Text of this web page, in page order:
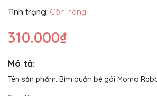
Tình trạng: Còn hàng
310.000₫
Mô tả:
Tên sản phẩm: Bỉm quần bé gái Momo